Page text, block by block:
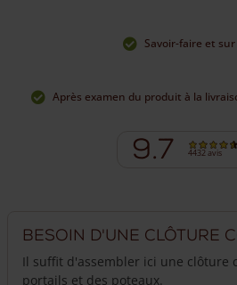
Savoir-faire et
Après examen du produit à la
9.7 4432 avis
Besoin d'une clôture
Il suffit d'assembler ici une clôture
portails et des poteaux.